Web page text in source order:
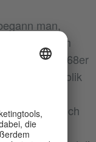
man,
Im
der 1968er
seine Symbolik
in Österreich
Film im